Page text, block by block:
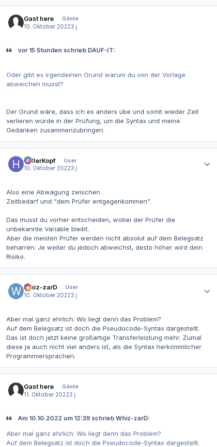
Gast here
Gäste
10. Oktober 20223 j
vor 15 Stunden schrieb DAUF-IT:
Oder gibt es irgendeinen Grund warum du von der Vorlage
abweichen musst?
Der Grund wäre, dass ich es anders übe und somit wieder Zeit
verlieren würde in der Prüfung, um die Syntax und meine
Gedanken zusammenzubringen.
hellerKopf
User
10. Oktober 20223 j
Also eine Abwägung zwischen
Zeitbedarf und "dem Prüfer entgegenkommen".
Das musst du vorher entscheiden, wobei der Prüfer die
unbekannte Variable bleibt.
Aber die meisten Prüfer werden nicht absolut auf dem Belegsatz
beharren. Je weiter du jedoch abweichst, desto höher wird dein
Risiko.
Whiz-zarD
User
10. Oktober 20223 j
Aber mal ganz ehrlich: Wo liegt denn das Problem?
Auf dem Belegsatz ist doch die Pseudocode-Syntax dargestellt.
Das ist doch jetzt keine großartige Transferleistung mehr. Zumal
diese ja auch nicht viel anders ist, als die Syntax herkömmlicher
Programmiersprachen.
Gast here
Gäste
11. Oktober 20223 j
Am 10.10.2022 um 12:39 schrieb Whiz-zarD:
Aber mal ganz ehrlich: Wo liegt denn das Problem?
Auf dem Belegsatz ist doch die Pseudocode-Syntax dargestellt.